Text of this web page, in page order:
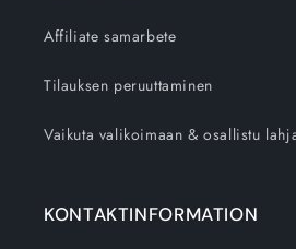
Affiliate samarbete
Tilauksen peruuttaminen
Vaikuta valikoimaan & osallistu
KONTAKTINFORMATION